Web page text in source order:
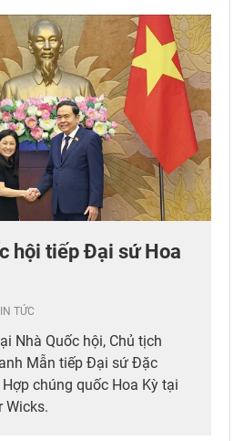
hội tiếp Đại sứ Hoa
TỨC
Nhà Quốc hội, Chủ tịch
Mẫn tiếp Đại sứ Đặc
chúng quốc Hoa Kỳ tại
Wicks.